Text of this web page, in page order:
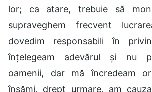
lor; ca atare, trebuie să
supraveghem frecvent
dovedim responsabili în
înțelegeam adevărul și nu
oamenii, dar mă încredeam
însămi, drept urmare, am